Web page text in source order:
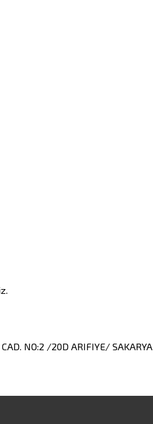
CAD. NO:2 /20D ARIFIYE/ SAKARYA